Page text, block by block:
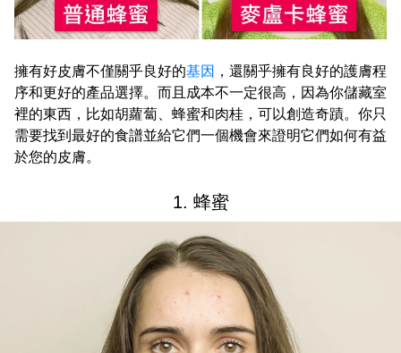
擁有好皮膚不僅關乎良好的基因 ，還關乎擁有良好的護膚程
序和更好的產品選擇。而且成本不一定很高，因為你儲藏室
裡的東西，比如胡蘿蔔、蜂蜜和肉桂，可以創造奇蹟。你只
需要找到最好的食譜並給它們一個機會來證明它們如何有益
於您的皮膚。
1. 蜂蜜